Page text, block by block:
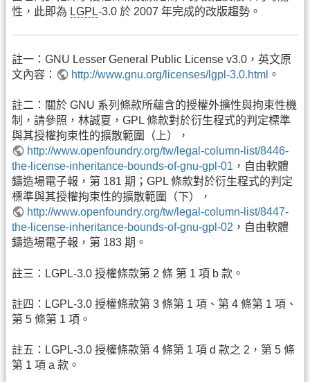
性，此即為 LGPL-3.0 於 2007 年完成的改版趨勢。
註一：GNU Lesser General Public License v3.0，英文原
文內容：
http://www.gnu.org/licenses/lgpl-3.0.html 。
註二：關於 GNU 系列條款所蘊含的授權外擴性與拘束性機
制，請參照，林誠夏，GPL 條款對於衍生程式的判定標準
與其授權拘束性的擴散範圍（上），
http://www.openfoundry.org/tw/legal-column-list/8446-
the-license-inheritance-bounds-of-gnu-gpl-01 ，自由軟體
鑄造場電子報，第 181 期；GPL 條款對於衍生程式的判定
標準與其授權拘束性的擴散範圍（下），
http://www.openfoundry.org/tw/legal-column-list/8447-
the-license-inheritance-bounds-of-gnu-gpl-02 ，自由軟體
鑄造場電子報，第 183 期。
註三：LGPL-3.0 授權條款第 2 條 第 1 項 b 款。
註四：LGPL-3.0 授權條款第 3 條第 1 項、第 4 條第 1 項、
第 5 條第 1 項。
註五：LGPL-3.0 授權條款第 4 條第 1 項 d 款之 2，第 5 條
第 1 項 a 款。